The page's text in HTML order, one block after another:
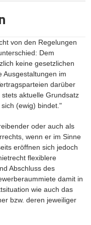
Wer die Vorschriften
und sogar
Gründer! In der Regel
und zeitlichen
kräftezehrende
legitime
sich zu binden, schafft
Zeitvorstellungen,
Branchen ist
sowohl für den
vielen Vorteilen
für den
Ärzten, Anwälten,
oder von sonstigen
Betrieb eines
Firma, so liegt eine
der §§ 105 ff.
im Handelsgesetzbuch
Anwendung.
von den Regelungen
Dem
keine gesetzlichen
Ausgestaltungen im
darüber
aktuelle Grundsatz
(ewig) bindet."
oder auch als
wenn er im Sinne
eröffnen sich jedoch
flexiblere
Abschluss des
damit in
wie auch das
bzw. deren jeweiliger